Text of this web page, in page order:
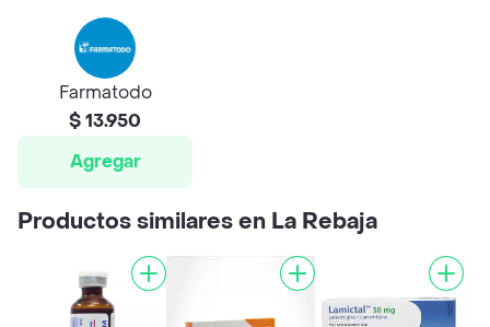
Farmatodo
$ 13.950
Agregar
Productos similares en La Rebaja